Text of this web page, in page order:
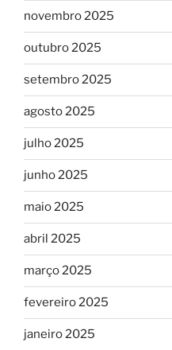
novembro 2025
outubro 2025
setembro 2025
agosto 2025
julho 2025
junho 2025
maio 2025
abril 2025
março 2025
fevereiro 2025
janeiro 2025